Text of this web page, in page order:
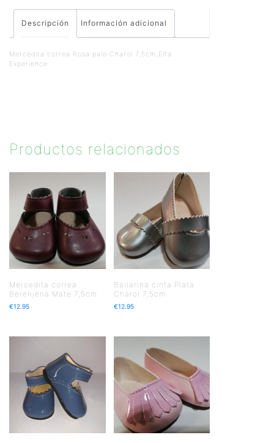
Descripción Información adicional
Mercedita correa Rosa palo Charol 7,5cm,Elfa
Experience
Productos relacionados
Mercedita correa
Berenjena Mate 7,5cm
€12.95
Bailarina cinta Plata
Charol 7,5cm
€12.95